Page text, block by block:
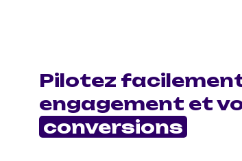
Pilotez
engagement et
conversions